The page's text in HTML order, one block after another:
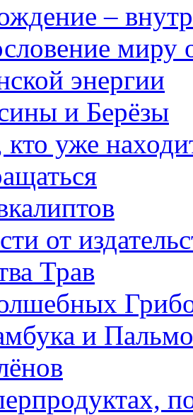
–
миру
энергии
и Берёзы
уже
от
Трав
и